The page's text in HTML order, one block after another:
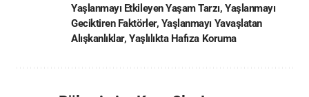
Yaşlanmayı Etkileyen Yaşam Tarzı,Yaşlanmayı
Geciktiren Faktörler, Yaşlanmayı Yavaşlatan
Alışkanlıklar, Yaşlılıkta Hafıza Koruma